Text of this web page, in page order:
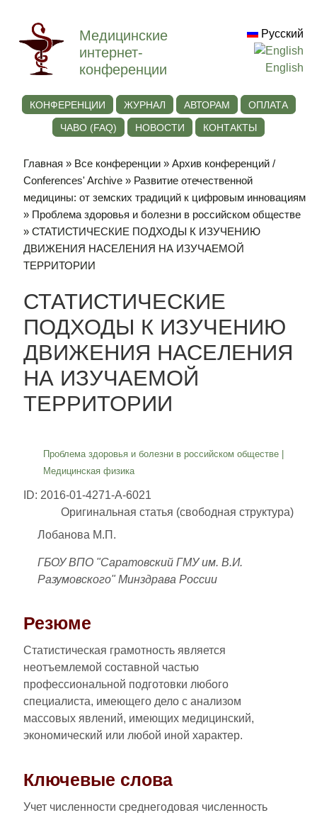
Медицинские
интернет-
конференции
Русский
English
КОНФЕРЕНЦИИ ЖУРНАЛ АВТОРАМ
ОПЛАТА
ЧАВО (FAQ)
НОВОСТИ КОНТАКТЫ
Главная » Все конференции »Архив конференций /
Conferences' Archive » Развитие отечественной
медицины: от земских традиций к цифровым инновациям
» Проблема здоровья и болезни в российском обществе
» СТАТИСТИЧЕСКИЕ ПОДХОДЫ К ИЗУЧЕНИЮ
ДВИЖЕНИЯ НАСЕЛЕНИЯ НА ИЗУЧАЕМОЙ
ТЕРРИТОРИИ
СТАТИСТИЧЕСКИЕ
ПОДХОДЫ К ИЗУЧЕНИЮ
ДВИЖЕНИЯ НАСЕЛЕНИЯ
НА ИЗУЧАЕМОЙ
ТЕРРИТОРИИ
Проблема здоровья и болезни в российском обществе
Медицинская физика
ID: 2016-01-4271-A-6021
Оригинальная статья (свободная структура)
Лобанова М.П.
ГБОУ ВПО "Саратовский ГМУ им. В.И.
Разумовского" Минздрава России
Резюме
Статистическая грамотность является
неотъемлемой составной частью
профессиональной подготовки любого
специалиста, имеющего дело с анализом
массовых явлений, имеющих медицинский,
экономический или любой иной характер.
Ключевые слова
Учет численности среднегодовая численность